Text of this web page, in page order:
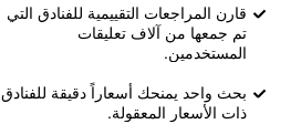
قارن المراجعات التقييمية للفنادق التي
تم جمعها من آلاف تعليقات
المستخدمين.
بحث واحد يمنحك أسعاراً دقيقة للفنادق
ذات الأسعار المعقولة.